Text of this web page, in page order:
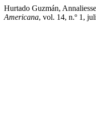
Hurtado Guzmán,
Americana, vol. 14, n.º 1,